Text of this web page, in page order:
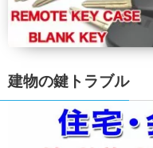
建物の鍵トラブル